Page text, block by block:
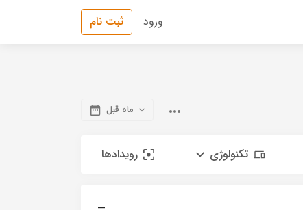
ورود ثبت نام
ماه قبل
تکنولوژی رویدادها